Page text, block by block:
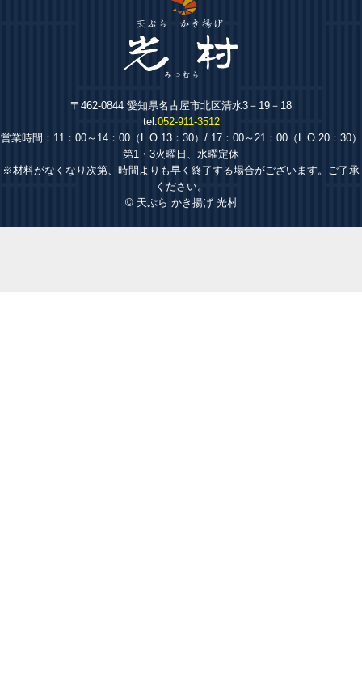
〒462-0844 愛知県名古屋市北区清水3－19－18
tel.052-911-3512
営業時間：11：00～14：00（L.O.13：30）/ 17：00～21：00（L.O.20：30）
第1・3火曜日、水曜定休
※材料がなくなり次第、時間よりも早く終了する場合がございます。ご了承
ください。
© 天ぷら かき揚げ 光村